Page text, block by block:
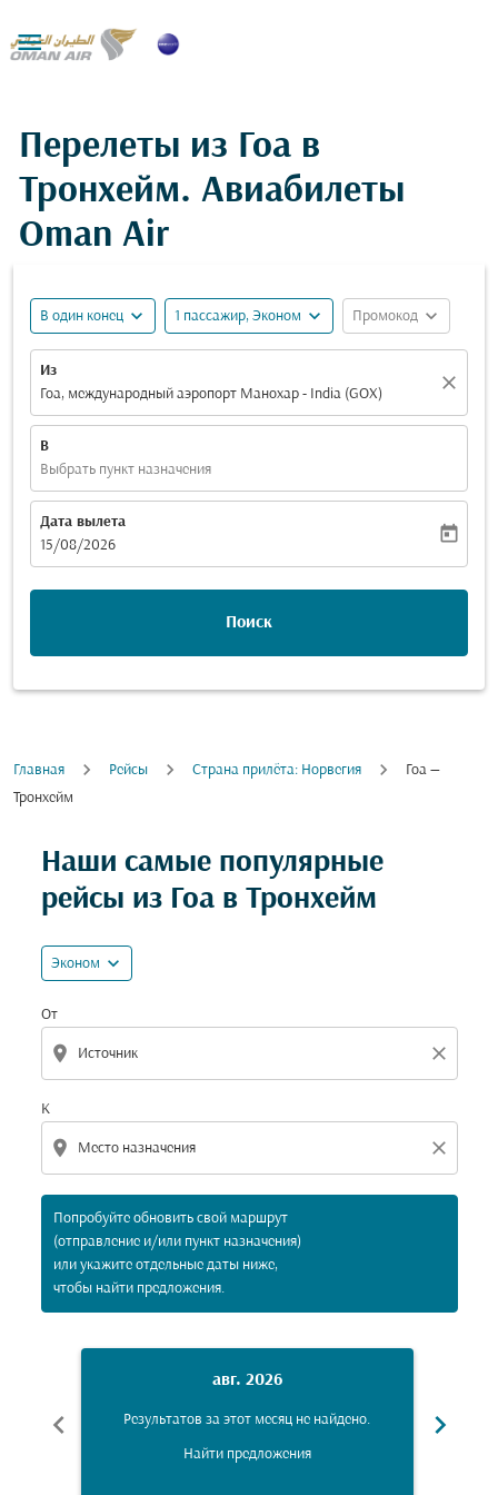

Перелеты из Гоа в
Тронхейм. Авиабилеты
Oman Air
В один конец expand_more 1 пассажир, Эконом expand_more Промокод expand_more
Из
Гоа, международный аэропорт Манохар - India (GOX)
close
В
Выбрать пункт назначения
Дата вылета
fc-booking-departure-date-aria-label
15/08/2026
today
Поиск
Главная Рейсы Cтрана прилёта: Норвегия
Гоа —
Тронхейм
Наши самые популярные
рейсы из Гоа в Тронхейм
Эконом expand_more
От
location_on close
К
location_on close
Попробуйте обновить свой маршрут
(отправление и/или пункт назначения)
или укажите отдельные даты ниже,
чтобы найти предложения.
Попробуйте обновить свой маршрут
chevron_left
авг. 2026
Результатов за этот месяц не найдено.
Найти предложения
chevron_right